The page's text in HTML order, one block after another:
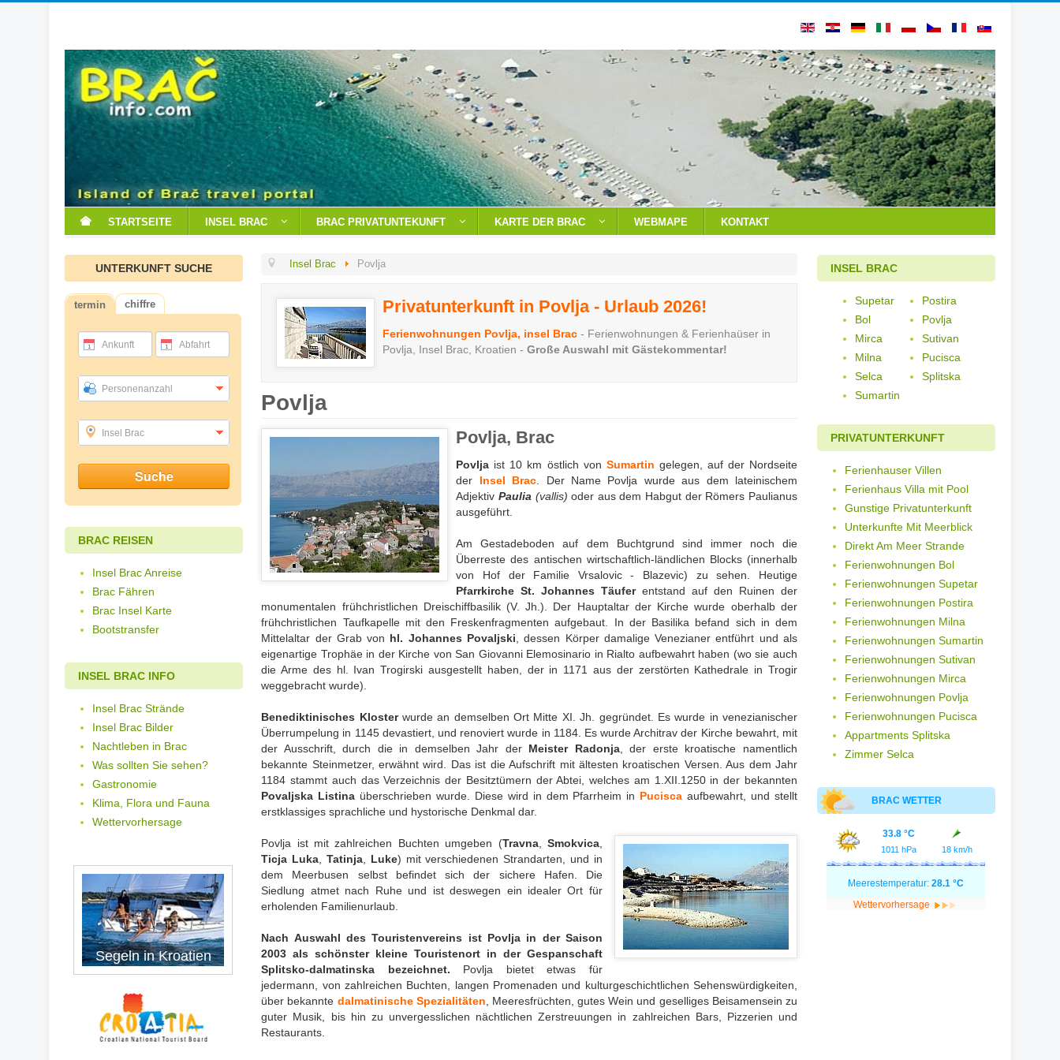
STARTSEITE INSEL BRAC BRAC PRIVATUNTEKUNFT KARTE DER BRAC WEBMAPE KONTAKT
UNTERKUNFT SUCHE
termin chiffre
Ankunft Abfahrt
Personenanzahl
Insel Brac
BRAC REISEN
Insel Brac Anreise
Brac Fähren
Brac Insel Karte
Bootstransfer
INSEL BRAC INFO
Insel Brac Strände
Insel Brac Bilder
Nachtleben in Brac
Was sollten Sie sehen?
Gastronomie
Klima, Flora und Fauna
Wettervorhersage
Segeln in Kroatien
Insel Brac Povlja
Privatunterkunft in Povlja - Urlaub 2026!
Ferienwohnungen Povlja, insel Brac - Ferienwohnungen & Ferienhaüser in
Povlja, Insel Brac, Kroatien -Große Auswahl mit Gästekommentar!
Povlja
Povlja, Brac
Povlja ist 10 km östlich von Sumartin gelegen, auf der Nordseite
der Insel Brac . Der Name Povlja wurde aus dem lateinischem
Adjektiv Paulia (vallis) oder aus dem Habgut der Römers Paulianus
ausgeführt.
Am Gestadeboden auf dem Buchtgrund sind immer noch die
Überreste des antischen wirtschaftlich-ländlichen Blocks (innerhalb
von Hof der Familie Vrsalovic - Blazevic) zu sehen. Heutige
Pfarrkirche St. Johannes Täuferentstand auf den Ruinen der
monumentalen frühchristlichen Dreischiffbasilik (V. Jh.). Der Hauptaltar der Kirche wurde oberhalb der
frühchristlichen Taufkapelle mit den Freskenfragmenten aufgebaut. In der Basilika befand sich in dem
Mittelaltar der Grab von hl. Johannes Povaljski , dessen Körper damalige Venezianer entführt und als
eigenartige Trophäe in der Kirche von San Giovanni Elemosinario in Rialto aufbewahrt haben (wo sie auch
die Arme des hl. Ivan Trogirski ausgestellt haben, der in 1171 aus der zerstörten Kathedrale in Trogir
weggebracht wurde).
Benediktinisches Klosterwurde an demselben Ort Mitte XI. Jh. gegründet. Es wurde in venezianischer
Überrumpelung in 1145 devastiert, und renoviert wurde in 1184. Es wurde Architrav der Kirche bewahrt, mit
der Ausschrift, durch die in demselben Jahr der Meister Radonja, der erste kroatische namentlich
bekannte Steinmetzer, erwähnt wird. Das ist die Aufschrift mit ältesten kroatischen Versen. Aus dem Jahr
1184 stammt auch das Verzeichnis der Besitztümern der Abtei, welches am 1.XII.1250 in der bekannten
Povaljska Listina überschrieben wurde. Diese wird in dem Pfarrheim in Puciscaaufbewahrt, und stellt
erstklassiges sprachliche und hystorische Denkmal dar.
Povlja ist mit zahlreichen Buchten umgeben (Travna, Smokvica,
Ticja Luka
Tatinja, Luke) mit verschiedenen Strandarten, und in
dem Meerbusen selbst befindet sich der sichere Hafen. Die
Siedlung atmet nach Ruhe und ist deswegen ein idealer Ort für
erholenden Familienurlaub.
Nach Auswahl des Touristenvereins ist Povlja in der Saison
2003 als schönster kleine Touristenort in der Gespanschaft
Splitsko-dalmatinska bezeichnet. Povlja bietet etwas für
jedermann, von zahlreichen Buchten, langen Promenaden und kulturgeschichtlichen Sehenswürdigkeiten,
über bekannte dalmatinische Spezialitäten , Meeresfrüchten, gutes Wein und geselliges Beisamensein zu
guter Musik, bis hin zu unvergesslichen nächtlichen Zerstreuungen in zahlreichen Bars, Pizzerien und
Restaurants.
INSEL BRAC
Supetar
Postira
Bol
Povlja
Mirca
Sutivan
Milna
Pucisca
Selca
Splitska
Sumartin
PRIVATUNTERKUNFT
Ferienhauser Villen
Ferienhaus Villa mit Pool
Gunstige Privatunterkunft
Unterkunfte Mit Meerblick
Direkt Am Meer Strande
Ferienwohnungen Bol
Ferienwohnungen Supetar
Ferienwohnungen Postira
Ferienwohnungen Milna
Ferienwohnungen Sumartin
Ferienwohnungen Sutivan
Ferienwohnungen Mirca
Ferienwohnungen Povlja
Ferienwohnungen Pucisca
Appartments Splitska
Zimmer Selca
BRAC WETTER
33.8 °C
1011 hPa 18 km/h
Meerestemperatur:28.1 °C
Wettervorhersage